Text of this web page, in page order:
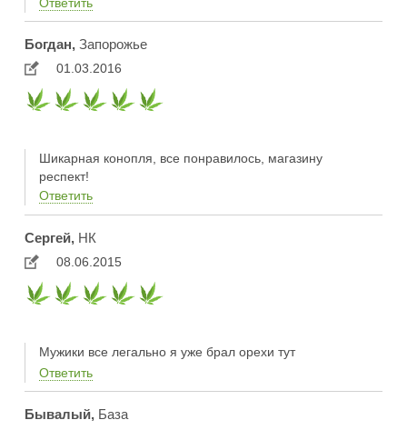
Богдан,Запорожье
01.03.2016
Шикарная конопля, все понравилось, магазину
респект!
Ответить
Сергей,НК
08.06.2015
Мужики все легально я уже брал орехи тут
Ответить
Бывалый,База